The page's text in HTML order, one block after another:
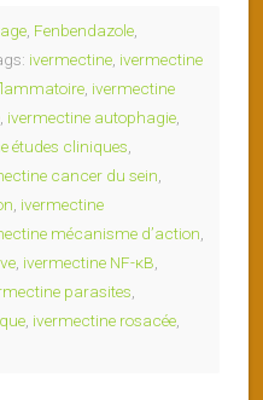
Fenbendazole
ivermectine ivermectine
ivermectine
ivermectine autophagie
études cliniques
cancer du sein
ivermectine
mécanisme d’action
ivermectine NF-κB
parasites
ivermectine rosacée